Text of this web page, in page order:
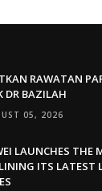
RAWATAN
DR BAZILAH
05, 2026
LAUNCHES THE
ITS LATEST